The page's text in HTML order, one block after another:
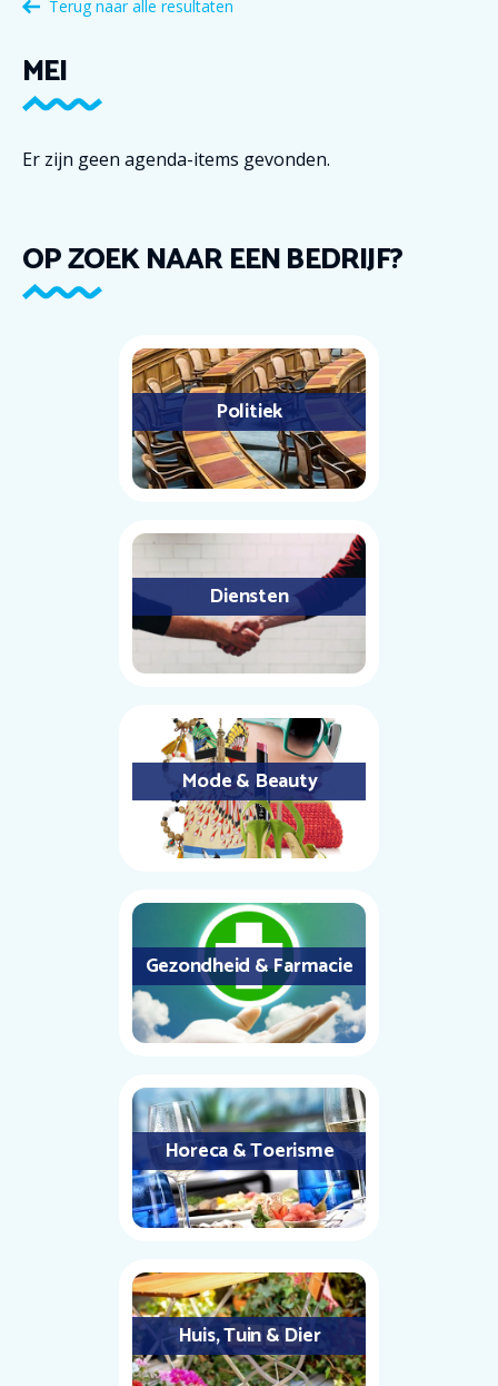
Terug naar alle resultaten
MEI
Er zijn geen agenda-items gevonden.
OP ZOEK NAAR EEN BEDRIJF?
Politiek
Diensten
Mode & Beauty
Gezondheid & Farmacie
Horeca & Toerisme
Huis, Tuin & Dier